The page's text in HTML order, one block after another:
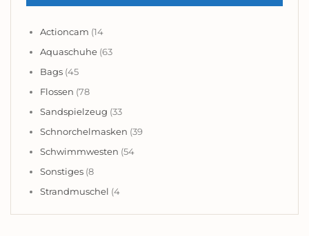
Actioncam (14
Aquaschuhe (63
Bags (45
Flossen (78
Sandspielzeug (33
Schnorchelmasken (39
Schwimmwesten (54
Sonstiges (8
Strandmuschel (4